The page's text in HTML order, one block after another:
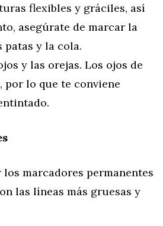
flexibles y gráciles, así
asegúrate de marcar la
patas y la cola.
y las orejas. Los ojos de
por lo que te conviene
marcadores permanentes
las líneas más gruesas y